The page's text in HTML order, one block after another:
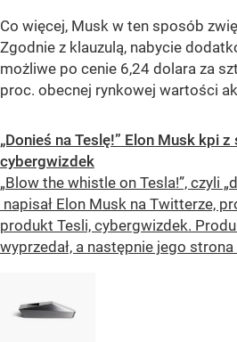
Co więcej, Musk w ten sposób
Zgodnie z klauzulą, nabycie
możliwe po cenie 6,24 dolara za
proc. obecnej rynkowej wartości
„Donieś na Teslę!” Elon Musk kpi
cybergwizdek
„Blow the whistle on Tesla!”, czyli
napisał Elon Musk na Twitterze,
produkt Tesli, cybergwizdek.
wyprzedał, a następnie jego strona